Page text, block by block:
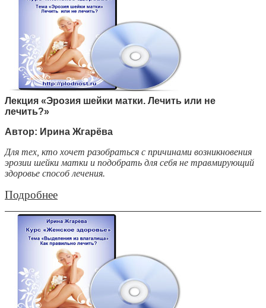
Лекция «Эрозия шейки матки. Лечить или не
лечить?»
Автор: Ирина Жгарёва
Для тех, кто хочет разобраться с причинами возникновения
эрозии шейки матки и подобрать для себя не травмирующий
здоровье способ лечения.
Подробнее